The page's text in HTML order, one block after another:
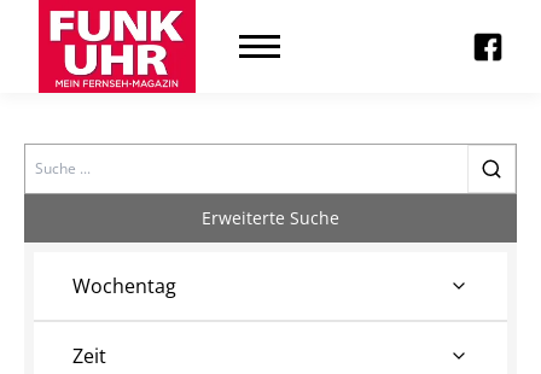
Search
Erweiterte Suche
Wochentag
Zeit